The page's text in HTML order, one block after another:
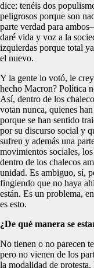
dice: tenéis dos
peligrosos porque son
parte verdad para
daré vida y voz a la
izquierdas porque total
el nuevo.
Y la gente lo votó, le
hecho Macron? Política
Así, dentro de los
votan nunca, quienes
porque se han sentido
por su discurso social y
sufren y además una
movimientos sociales,
dentro de los chalecos
unidad. Es ambiguo, sí,
fingiendo que no haya
están. Es un problema,
es esto.
¿De qué manera se
No tienen o no parecen
pero no vienen de los
la modalidad de